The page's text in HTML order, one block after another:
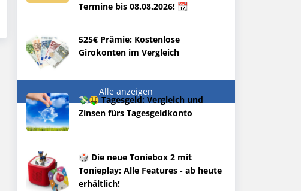
Termine bis 08.08.2026! 📆
525€ Prämie: Kostenlose
Girokonten im Vergleich
Alle anzeigen
💸🤑 Tagesgeld: Vergleich und
Zinsen fürs Tagesgeldkonto
🎲 Die neue Toniebox 2 mit
Tonieplay: Alle Features - ab heute
erhältlich!